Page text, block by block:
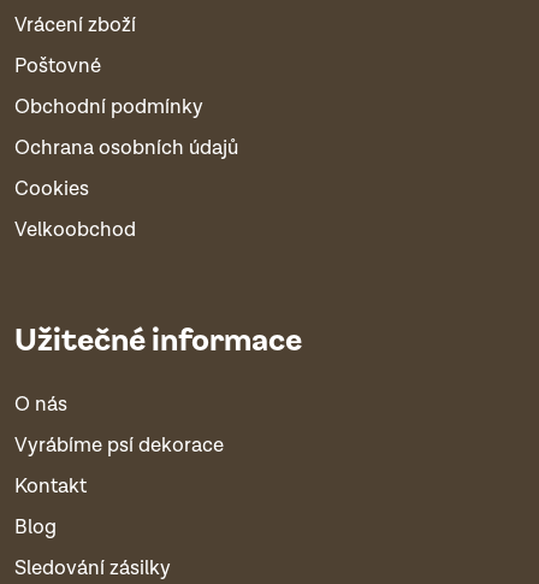
Vrácení zboží
Poštovné
Obchodní podmínky
Ochrana osobních údajů
Cookies
Velkoobchod
Užitečné informace
O nás
Vyrábíme psí dekorace
Kontakt
Blog
Sledování zásilky